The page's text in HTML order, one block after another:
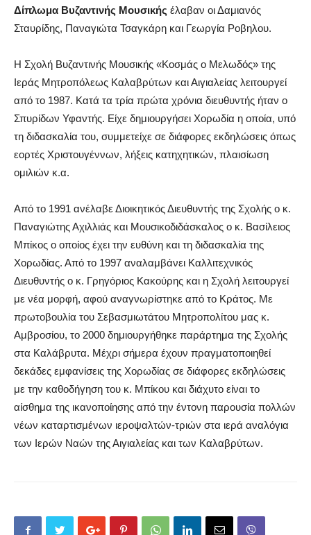
Δίπλωμα Βυζαντινής Μουσικής έλαβαν οι Δαμιανός
Σταυρίδης, Παναγιώτα Τσαγκάρη και Γεωργία Ροβηλου.
Η Σχολή Βυζαντινής Μουσικής «Κοσμάς ο Μελωδός» της
Ιεράς Μητροπόλεως Καλαβρύτων και Αιγιαλείας λειτουργεί
από το 1987. Κατά τα τρία πρώτα χρόνια διευθυντής ήταν ο
Σπυρίδων Υφαντής. Είχε δημιουργήσει Χορωδία η οποία, υπό
τη διδασκαλία του, συμμετείχε σε διάφορες εκδηλώσεις όπως
εορτές Χριστουγέννων, λήξεις κατηχητικών, πλαισίωση
ομιλιών κ.α.
Από το 1991 ανέλαβε Διοικητικός Διευθυντής της Σχολής ο κ.
Παναγιώτης Αχιλλιάς και Μουσικοδιδάσκαλος ο κ. Βασίλειος
Μπίκος ο οποίος έχει την ευθύνη και τη διδασκαλία της
Χορωδίας. Από το 1997 αναλαμβάνει Καλλιτεχνικός
Διευθυντής ο κ. Γρηγόριος Κακούρης και η Σχολή λειτουργεί
με νέα μορφή, αφού αναγνωρίστηκε από το Κράτος. Με
πρωτοβουλία του Σεβασμιωτάτου Μητροπολίτου μας κ.
Αμβροσίου, το 2000 δημιουργήθηκε παράρτημα της Σχολής
στα Καλάβρυτα. Μέχρι σήμερα έχουν πραγματοποιηθεί
δεκάδες εμφανίσεις της Χορωδίας σε διάφορες εκδηλώσεις
με την καθοδήγηση του κ. Μπίκου και διάχυτο είναι το
αίσθημα της ικανοποίησης από την έντονη παρουσία πολλών
νέων καταρτισμένων ιεροψαλτών-τριών στα ιερά αναλόγια
των Ιερών Ναών της Αιγιαλείας και των Καλαβρύτων.